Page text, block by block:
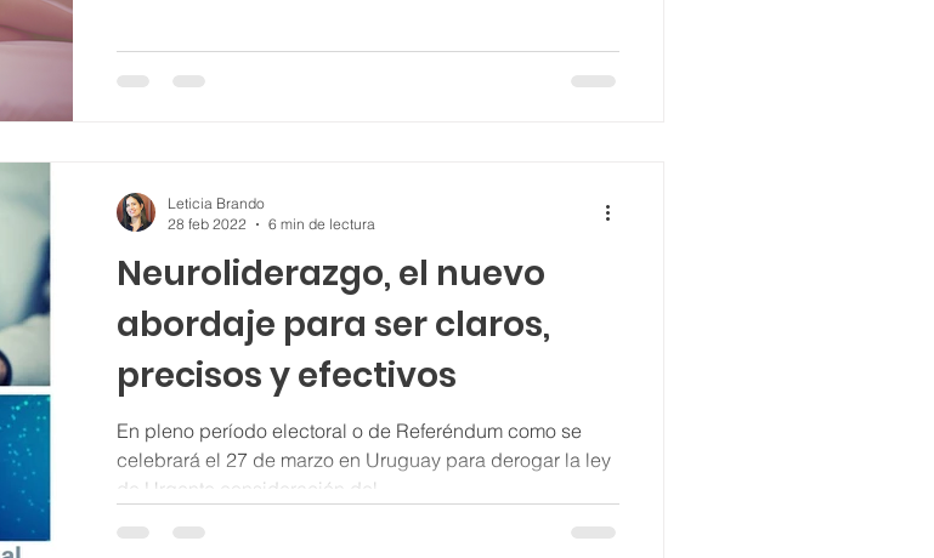
Neuroliderazgo, el nuevo
abordaje para ser claros,
precisos y efectivos
En pleno período electoral o de Referéndum como se
celebrará el 27 de marzo en Uruguay para derogar la ley
de Urgente consideración del...
Leticia Brando
28 feb 2022
6 min de lectura